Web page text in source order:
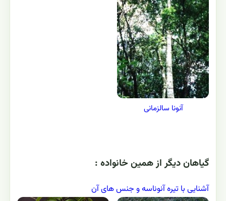
آنونا سالزمانی
گياهان ديگر از همين خانواده :
آشنایی با تیره آنوناسه و جنس های آن